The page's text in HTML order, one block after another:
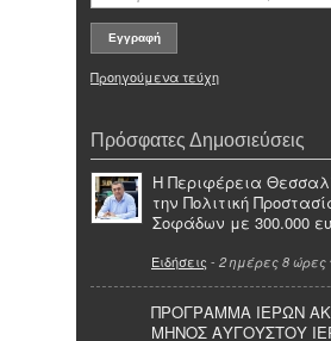
Προηγούμενα τεύχη
Πρόσφατες Δημοσιεύσεις
Η Περιφέρεια
την Πολιτική
Σοφάδων με 300.000
Ειδήσεις - 2 ημέρες 8 ώρες
ΠΡΟΓΡΑΜΜΑ ΙΕΡΩΝ
ΜΗΝΟΣ ΑΥΓΟΥΣΤΟΥ